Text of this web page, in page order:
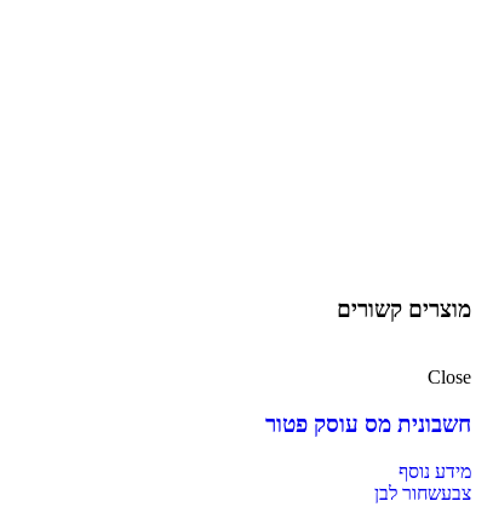
מוצרים קשורים
Close
חשבונית מס עוסק פטור
מידע נוסף
צבעשחור לבן